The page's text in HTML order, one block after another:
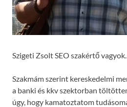
Szigeti Zsolt SEO szakértő vagyok.
Szakmám szerint kereskedelmi
a banki és kkv szektorban
úgy, hogy kamatoztatom